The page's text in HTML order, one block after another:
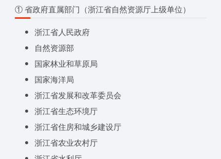
① 省政府直属部门（浙江省自然资源厅上级单位）
浙江省人民政府
自然资源部
国家林业和草原局
国家海洋局
浙江省发展和改革委员会
浙江省生态环境厅
浙江省住房和城乡建设厅
浙江省农业农村厅